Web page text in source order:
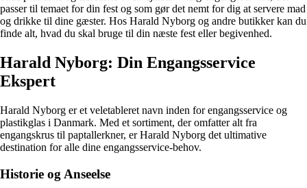
passer til temaet for din fest og som gør det nemt for dig at servere mad
og drikke til dine gæster. Hos Harald Nyborg og andre butikker kan du
finde alt, hvad du skal bruge til din næste fest eller begivenhed.
Harald Nyborg: Din Engangsservice
Ekspert
Harald Nyborg er et veletableret navn inden for engangsservice og
plastikglas i Danmark. Med et sortiment, der omfatter alt fra
engangskrus til paptallerkner, er Harald Nyborg det ultimative
destination for alle dine engangsservice-behov.
Historie og Anseelse